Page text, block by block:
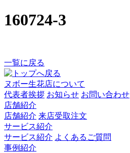
160724-3
一覧に戻る
ヌボー生花店について
代表者挨拶 お知らせ お問い合わせ
店舗紹介
店舗紹介 来店受取注文
サービス紹介
サービス紹介 よくあるご質問
事例紹介